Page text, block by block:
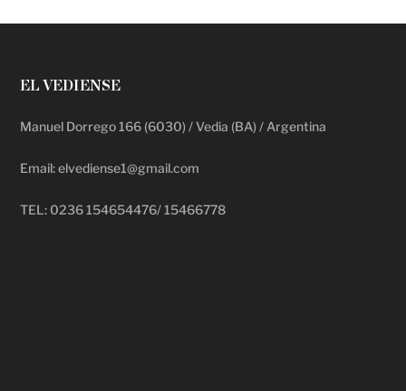
EL VEDIENSE
Manuel Dorrego 166 (6030) / Vedia (BA) / Argentina
Email: elvediense1@gmail.com
TEL: 0236 154654476/ 15466778